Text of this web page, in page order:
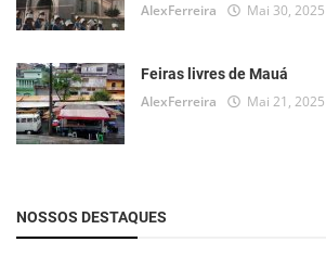
AlexFerreira Mai 30, 2025
Feiras livres de Mauá
AlexFerreira Mai 21, 2025
NOSSOS DESTAQUES